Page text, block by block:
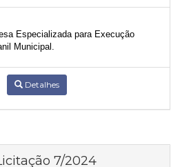
Especializada para Execução
Municipal.
Detalhes
7/2024